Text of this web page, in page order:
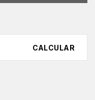
CALCULAR